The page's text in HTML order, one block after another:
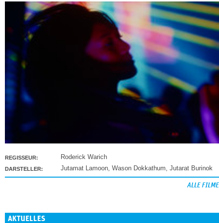
REGISSEUR: Roderick Warich
DARSTELLER: Jutamat Lamoon, Wason Dokkathum, Jutarat Burinok
ALLE FILME
AKTUELLES